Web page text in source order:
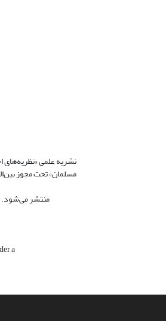
نشریه علمی «نظریه‌های
مسلمان» تحت مجوز
منتشر می‌شود.
a